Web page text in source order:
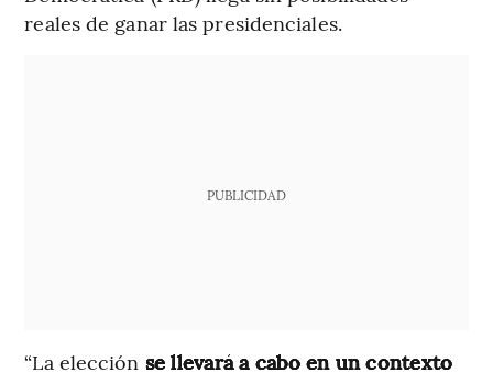
reales de ganar las presidenciales.
PUBLICIDAD
“La elección se llevará a cabo en un contexto